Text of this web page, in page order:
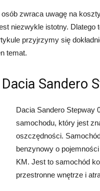
zwraca uwagę na
niezwykle istotny. Dlatego
przyjrzymy się
temat.
Sandero
Dacia Sandero Stepway
samochodu, który jest
oszczędności.
benzynowy o
KM. Jest to samochód
przestronne wnętrze i